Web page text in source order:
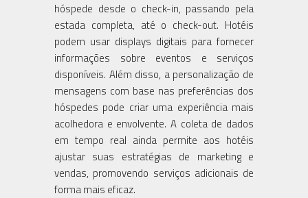
hóspede desde o check-in, passando pela
estada completa, até o check-out. Hotéis
podem usar displays digitais para fornecer
informações sobre eventos e serviços
disponíveis. Além disso, a personalização de
mensagens com base nas preferências dos
hóspedes pode criar uma experiência mais
acolhedora e envolvente. A coleta de dados
em tempo real ainda permite aos hotéis
ajustar suas estratégias de marketing e
vendas, promovendo serviços adicionais de
forma mais eficaz.